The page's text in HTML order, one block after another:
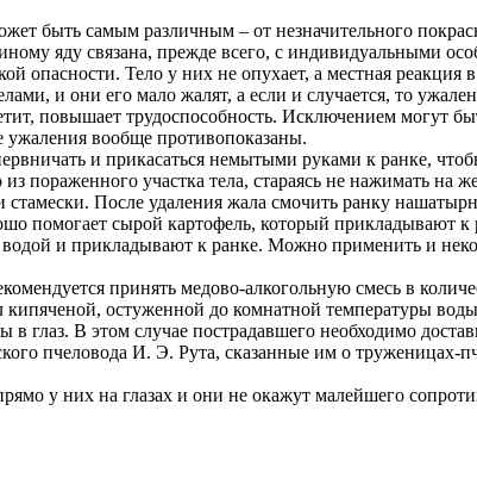
быть самым различным – от незначительного
яду связана, прежде всего, с индивидуальными
опасности. Тело у них не опухает, а местная
и они его мало жалят, а если и случается, то
повышает трудоспособность. Исключением могут
ужаления вообще противопоказаны.
и прикасаться немытыми руками к ранке,
пораженного участка тела, стараясь не нажимать на
стамески. После удаления жала смочить ранку
помогает сырой картофель, который прикладывают
и прикладывают к ранке. Можно применить и
принять медово-алкогольную смесь в
остуженной до комнатной температуры
глаз. В этом случае пострадавшего необходимо
пчеловода И. Э. Рута, сказанные им о
у них на глазах и они не окажут малейшего